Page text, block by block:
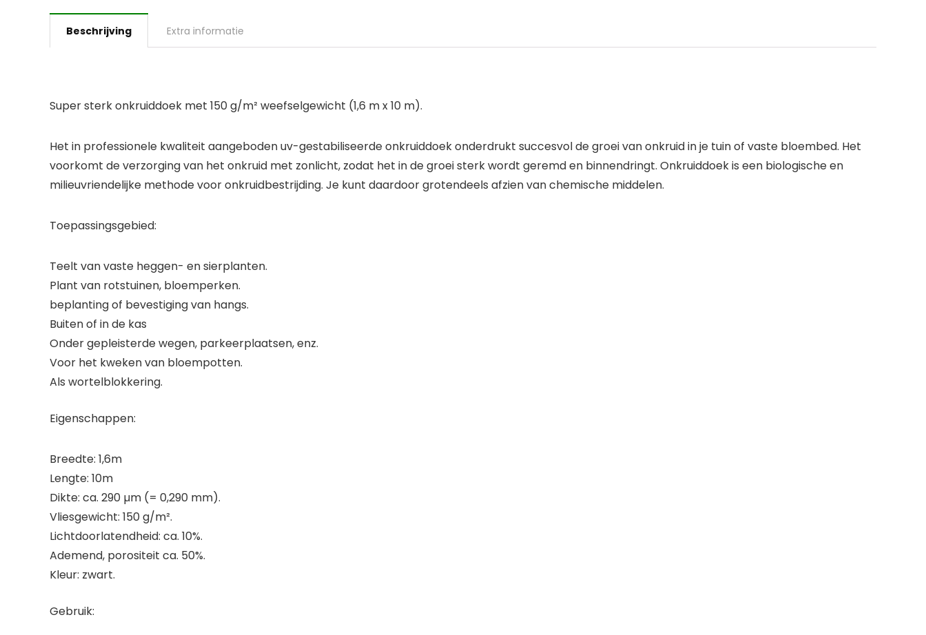
Beschrijving Extra informatie
Super sterk onkruiddoek met 150 g/m² weefselgewicht (1,6 m x 10 m).
Het in professionele kwaliteit aangeboden uv-gestabiliseerde onkruiddoek onderdrukt succesvol de groei van onkruid in je tuin of vaste bloembed. Het
voorkomt de verzorging van het onkruid met zonlicht, zodat het in de groei sterk wordt geremd en binnendringt. Onkruiddoek is een biologische en
milieuvriendelijke methode voor onkruidbestrijding. Je kunt daardoor grotendeels afzien van chemische middelen.
Toepassingsgebied:
Teelt van vaste heggen- en sierplanten.
Plant van rotstuinen, bloemperken.
beplanting of bevestiging van hangs.
Buiten of in de kas
Onder gepleisterde wegen, parkeerplaatsen, enz.
Voor het kweken van bloempotten.
Als wortelblokkering.
Eigenschappen:
Breedte: 1,6m
Lengte: 10m
Dikte: ca. 290 µm (= 0,290 mm).
Vliesgewicht: 150 g/m².
Lichtdoorlatendheid: ca. 10%.
Ademend, porositeit ca. 50%.
Kleur: zwart.
Gebruik: